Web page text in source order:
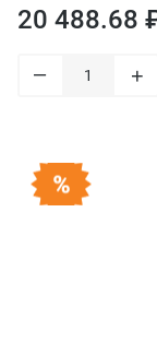
20 488.68
– +